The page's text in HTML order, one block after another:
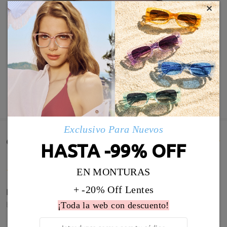
MOSTRAR MÁS
Comentarios de Clientes(880)
Perfecta la graduación, estoy muy contenta
by Carmen García Galgo onAug 4 , 2026
×
Exclusivo Para Nuevos
HASTA -99% OFF
EN MONTURAS
+ -20% Off Lentes
¡Toda la web con descuento!